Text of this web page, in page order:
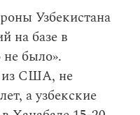
Узбекистана
на базе в
было».
из США, не
а узбекские